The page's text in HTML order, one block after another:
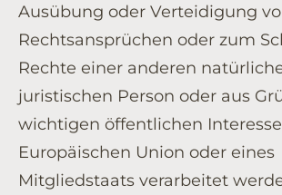
Ausübung oder Verteidigung
Rechtsansprüchen oder zum
Rechte einer anderen
juristischen Person oder aus
wichtigen öffentlichen
Europäischen Union oder eines
Mitgliedstaats verarbeitet